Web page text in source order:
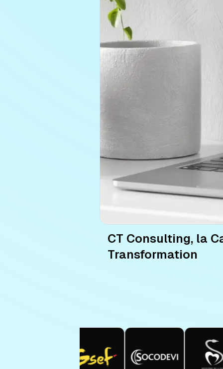
CT Consulting, la
Transformation